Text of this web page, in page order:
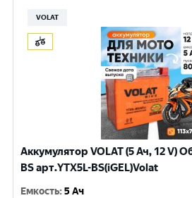
VOLAT
Аккумулятор VOLAT (5 Ач, 12 V)
BS арт.YTX5L-BS(iGEL)Volat
Емкость:5 Ач